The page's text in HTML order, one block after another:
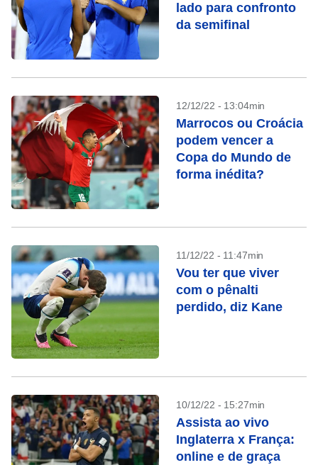
lado para confronto
da semifinal
12/12/22 - 13:04min
Marrocos ou Croácia
podem vencer a
Copa do Mundo de
forma inédita?
11/12/22 - 11:47min
Vou ter que viver
com o pênalti
perdido, diz Kane
10/12/22 - 15:27min
Assista ao vivo
Inglaterra x França:
online e de graça